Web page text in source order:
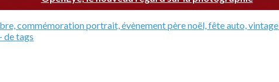
commémorationportrait, évènementpère noël, fêteauto, vintage
de tags